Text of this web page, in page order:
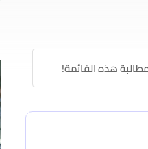
هذه القائمة!